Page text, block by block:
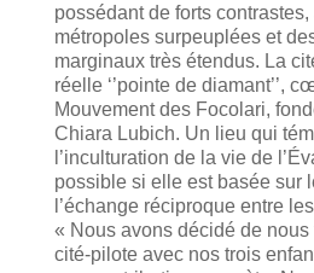
possédant de forts
métropoles surpeuplées et
marginaux très étendus. La
réelle ‘’pointe de diamant’’,
Mouvement des Focolari,
Chiara Lubich. Un lieu qui
l’inculturation de la vie de
possible si elle est basée sur
l’échange réciproque entre
« Nous avons décidé de nous
cité-pilote avec nos trois